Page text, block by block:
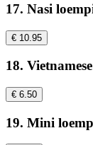
17. Nasi
€ 10.95
18.
€ 6.50
19. Mini